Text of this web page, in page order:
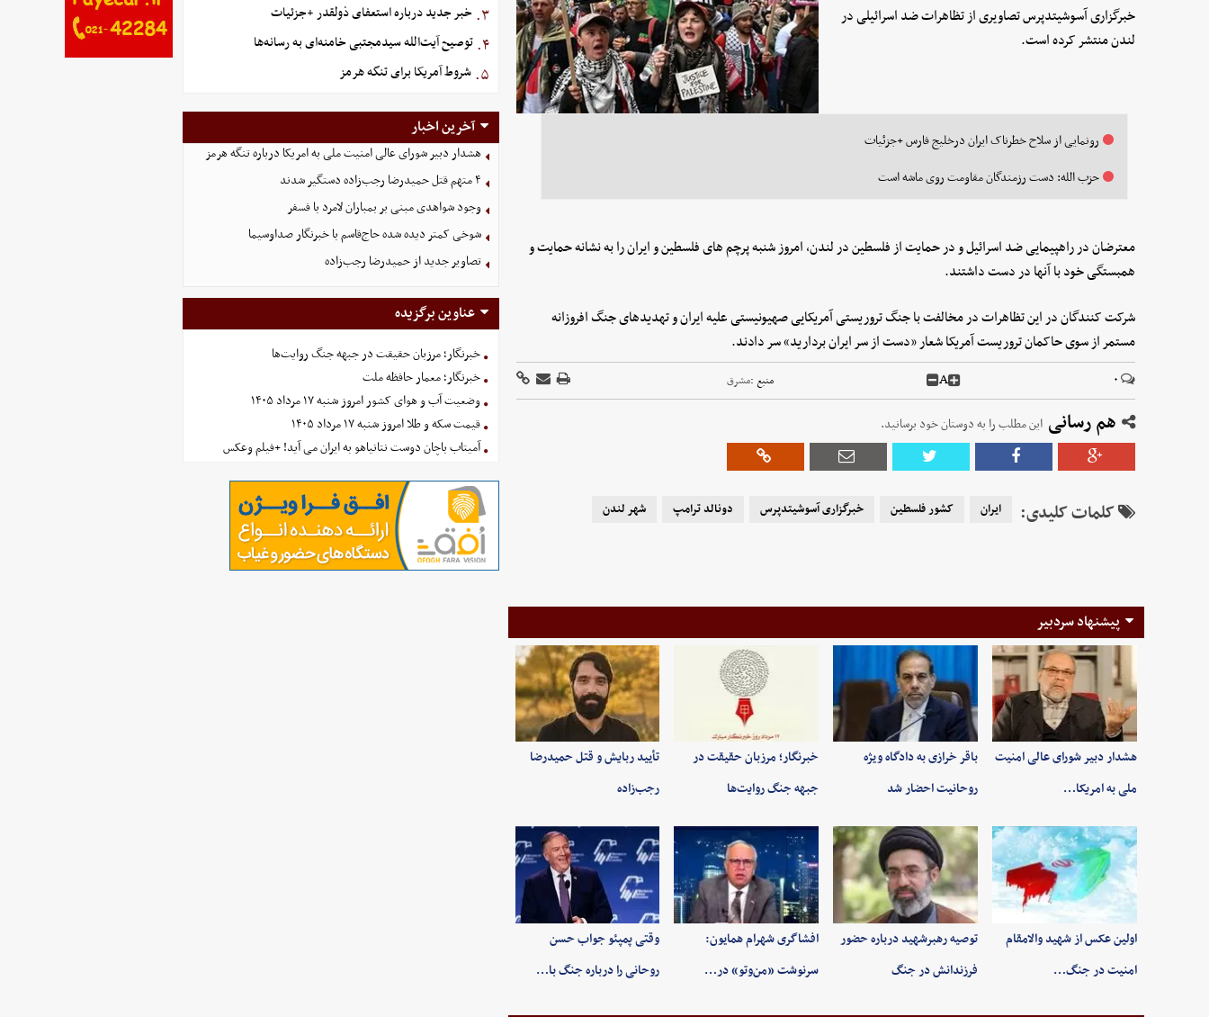
خبرگزاری آسوشیتدپرس تصاویری از تظاهرات ضد اسرائیلی در
لندن منتشر کرده است.
رونمایی از سلاح خطرناک ایران درخلیج فارس +جزئیات
حزب الله: دست رزمندگان مقاومت روی ماشه است
معترضان در راهپیمایی ضد اسرائیل و در حمایت از فلسطین در لندن، امروز شنبه پرچم های فلسطین و ایران را به نشانه حمایت و
همبستگی خود با آنها در دست داشتند.
شرکت کنندگان در این تظاهرات در مخالفت با جنگ تروریستی آمریکایی صهیونیستی علیه ایران و تهدیدهای جنگ افروزانه
مستمر از سوی حاکمان تروریست آمریکا شعار «دست از سر ایران بردارید» سر دادند.
۰ A منبع :مشرق
هم رسانی این مطلب را به دوستان خود برسانید.
کلمات کلیدی: ایران کشور فلسطین خبرگزاری آسوشیتدپرس دونالد ترامپ شهر لندن
پیشنهاد سردبیر
هشدار دبیر شورای عالی امنیت
ملی به امریکا…
باقر خرازی به دادگاه ویژه
روحانیت احضار شد
خبرنگار؛ مرزبان حقیقت در
جبهه جنگ روایت‌ها
تأیید ربایش و قتل حمیدرضا
رجب‌زاده
اولین عکس از شهید والامقام
امنیت در جنگ…
توصیه رهبرشهید درباره حضور
فرزندانش در جنگ
افشاگری شهرام همایون:
سرنوشت «من‌وتو» در…
وقتی پمپئو جواب حسن
روحانی را درباره جنگ با…
۳. خبر جدید درباره استعفای ذولقدر +جزئیات
۴. توصیح آیت‌الله سیدمجتبی خامنه‌ای به رسانه‌ها
۵. شروط آمریکا برای تنگه هرمز
آخرین اخبار
هشدار دبیر شورای عالی امنیت ملی به امریکا درباره تنگه هرمز
۴ متهم قتل حمیدرضا رجب‌زاده دستگیر شدند
وجود شواهدی مبنی بر بمباران لامرد با فسفر
شوخی کمتر دیده شده حاج‌قاسم با خبرنگار صداوسیما
تصاویر جدید از حمیدرضا رجب‌زاده
عناوین برگزیده
خبرنگار؛ مرزبان حقیقت در جبهه جنگ روایت‌ها
خبرنگار؛ معمار حافظه ملت
وضعیت آب و هوای کشور امروز شنبه ۱۷ مرداد ۱۴۰۵
قیمت سکه و طلا امروز شنبه ۱۷ مرداد ۱۴۰۵
آمیتاب باچان دوست نتانیاهو به ایران می آید! +فیلم وعکس